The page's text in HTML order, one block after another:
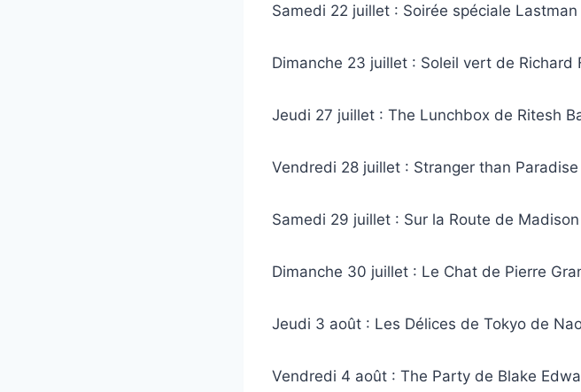
Samedi 22 juillet : Soirée spéciale Lastman
Dimanche 23 juillet : Soleil vert de Richard
Jeudi 27 juillet : The Lunchbox de Ritesh
Vendredi 28 juillet : Stranger than
Samedi 29 juillet : Sur la Route de
Dimanche 30 juillet : Le Chat de Pierre
Jeudi 3 août : Les Délices de Tokyo de
Vendredi 4 août : The Party de Blake